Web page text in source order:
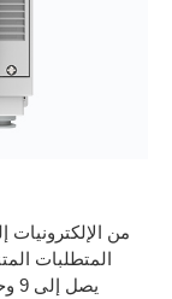
من الإلكترونيات